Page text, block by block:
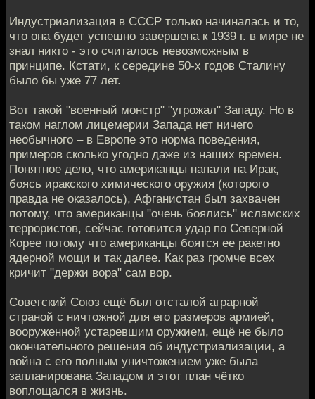
Индустриализация в СССР только начиналась и то,
что она будет успешно завершена к 1939 г. в мире не
знал никто - это считалось невозможным в
принципе. Кстати, к середине 50-х годов Сталину
было бы уже 77 лет.
Вот такой "военный монстр" "угрожал" Западу. Но в
таком наглом лицемерии Запада нет ничего
необычного – в Европе это норма поведения,
примеров сколько угодно даже из наших времен.
Понятное дело, что американцы напали на Ирак,
боясь иракского химического оружия (которого
правда не оказалось), Афганистан был захвачен
потому, что американцы "очень боялись" исламских
террористов, сейчас готовится удар по Северной
Корее потому что американцы боятся ее ракетно
ядерной мощи и так далее. Как раз громче всех
кричит "держи вора" сам вор.
Советский Союз ещё был отсталой аграрной
страной с ничтожной для его размеров армией,
вооруженной устаревшим оружием, ещё не было
окончательного решения об индустриализации, а
война с его полным уничтожением уже была
запланирована Западом и этот план чётко
воплощался в жизнь.